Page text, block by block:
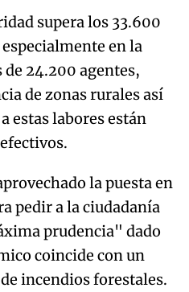
supera los 33.600
en la
24.200 agentes,
de zonas rurales así
estas labores están
la puesta en
pedir a la ciudadanía
prudencia" dado
coincide con un
incendios forestales.